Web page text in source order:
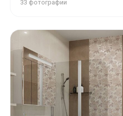
33 фотографии